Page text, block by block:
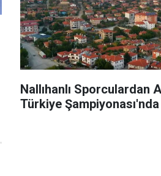
Nallıhanlı Sporculardan
Türkiye